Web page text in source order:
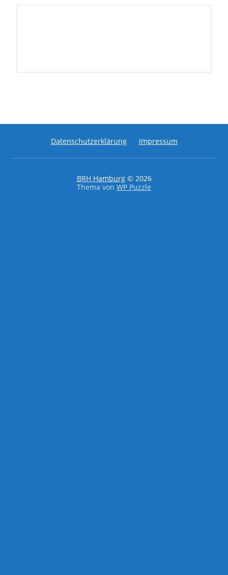
Datenschutzerklärung Impressum
BRH Hamburg© 2026
Thema von WP Puzzle